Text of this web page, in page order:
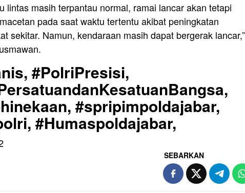
lintas masih terpantau normal, ramai lancar akan tetapi
pada saat waktu tertentu akibat peningkatan
sekitar. Namun, kendaraan masih dapat bergerak lancar,”
#PolriPresisi,
#spripimpoldajabar,
#Humaspoldajabar,
SEBARKAN